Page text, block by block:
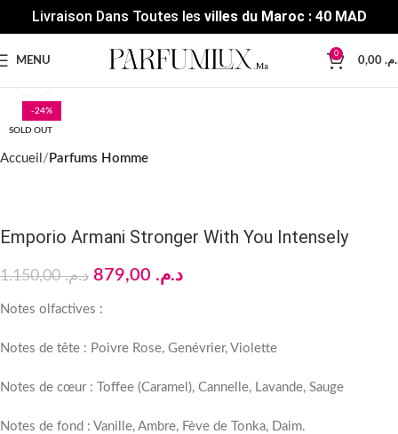
Livraison Dans Toutes les villes du Maroc : 40 MAD
MENU
0
-24%
SOLD OUT
Accueil Parfums Homme
Emporio Armani Stronger With You Intensely
د.م.1.150,00 د.م.
Notes olfactives :
Notes de tête : Poivre Rose, Genévrier, Violette
Notes de cœur : Toffee (Caramel), Cannelle, Lavande, Sauge
Notes de fond : Vanille, Ambre, Fève de Tonka, Daim.